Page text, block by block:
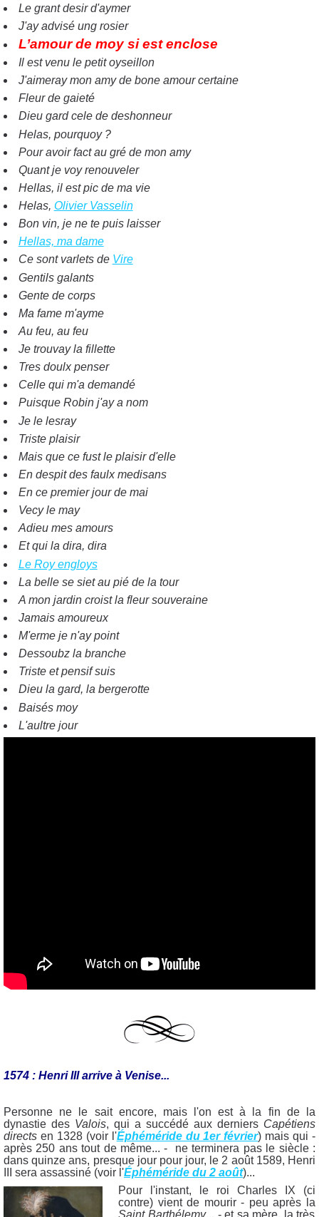
Le grant desir d'aymer
J'ay advisé ung rosier
L’amour de moy si est enclose
Il est venu le petit oyseillon
J'aimeray mon amy de bone amour certaine
Fleur de gaieté
Dieu gard cele de deshonneur
Helas, pourquoy ?
Pour avoir fact au gré de mon amy
Quant je voy renouveler
HelIas, il est pic de ma vie
Helas, Olivier Vasselin
Bon vin, je ne te puis laisser
Hellas, ma dame
Ce sont varlets de Vire
Gentils galants
Gente de corps
Ma fame m'ayme
Au feu, au feu
Je trouvay la fillette
Tres doulx penser
Celle qui m'a demandé
Puisque Robin j'ay a nom
Je le lesray
Triste plaisir
Mais que ce fust le plaisir d'elle
En despit des faulx medisans
En ce premier jour de mai
Vecy le may
Adieu mes amours
Et qui la dira, dira
Le Roy engloys
La belle se siet au pié de la tour
A mon jardin croist la fleur souveraine
Jamais amoureux
M'erme je n'ay point
Dessoubz la branche
Triste et pensif suis
Dieu la gard, la bergerotte
Baisés moy
L'aultre jour
1574 : Henri III arrive à Venise...
Personne ne le sait encore, mais l'on est à la fin de la
dynastie des Valois, qui a succédé aux derniers Capétiens
directs en 1328 (voir l'Éphéméride du 1er février) mais qui -
après 250 ans tout de même... - ne terminera pas le siècle :
dans quinze ans, presque jour pour jour, le 2 août 1589, Henri
III sera assassiné (voir l'Éphéméride du 2 août)...
Pour l'instant, le roi Charles IX (ci
contre) vient de mourir - peu après la
Saint Barthélemy... - et sa mère, la très